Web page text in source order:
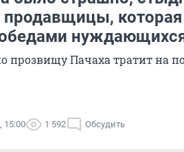
продавщицы, которая
прозвищу Пачаха тратит на
15:00 1 592 Обсудить